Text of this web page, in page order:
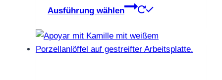
€9,90
€89,90
Ausführung wählen
Dieses
weist
mehrere